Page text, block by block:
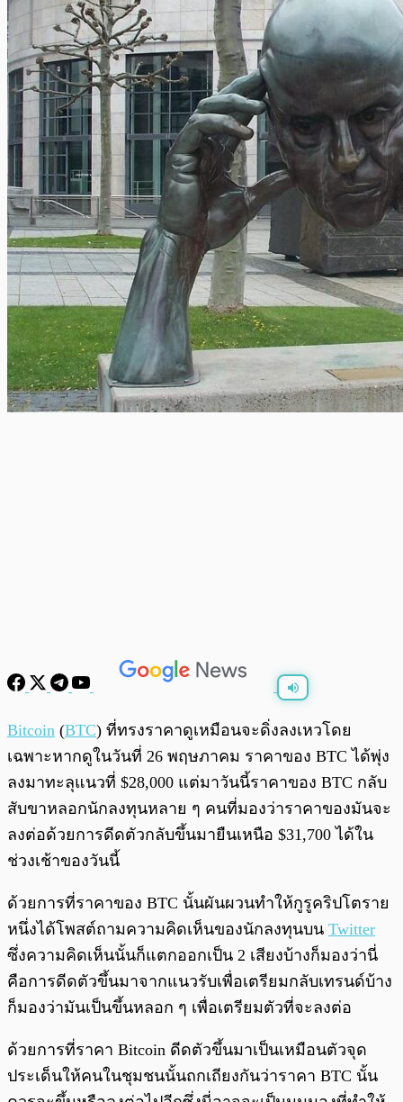
0:00/
Bitcoin (BTC) ที่ทรงราคาดูเหมือนจะดิ่งลงเหวโดย
เฉพาะหากดูในวันที่ 26 พฤษภาคม ราคาของ BTC ได้พุ่ง
ลงมาทะลุแนวที่ $28,000 แต่มาวันนี้ราคาของ BTC กลับ
สับขาหลอกนักลงทุนหลาย ๆ คนที่มองว่าราคาของมันจะ
ลงต่อด้วยการดีดตัวกลับขึ้นมายืนเหนือ $31,700 ได้ใน
ช่วงเช้าของวันนี้
ด้วยการที่ราคาของ BTC นั้นผันผวนทำให้กูรูคริปโตราย
หนึ่งได้โพสต์ถามความคิดเห็นของนักลงทุนบน Twitter
ซึ่งความคิดเห็นนั้นก็แตกออกเป็น 2 เสียงบ้างก็มองว่านี่
คือการดีดตัวขึ้นมาจากแนวรับเพื่อเตรียมกลับเทรนด์บ้าง
ก็มองว่ามันเป็นขึ้นหลอก ๆ เพื่อเตรียมตัวที่จะลงต่อ
ด้วยการที่ราคา Bitcoin ดีดตัวขึ้นมาเป็นเหมือนตัวจุด
ประเด็นให้คนในชุมชนนั้นถกเถียงกันว่าราคา BTC นั้น